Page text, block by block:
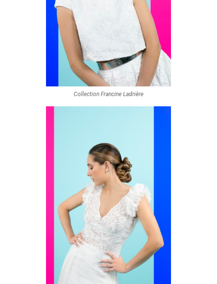
Collection Francine Ladrière